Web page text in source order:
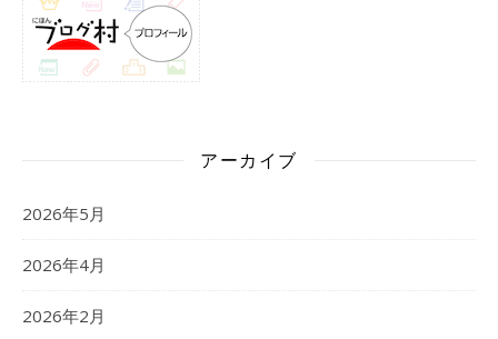
アーカイブ
2026年5月
2026年4月
2026年2月